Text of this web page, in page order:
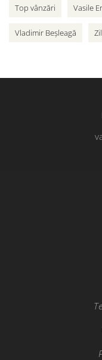
Top vânzări Vasile
Vladimir Beșleagă